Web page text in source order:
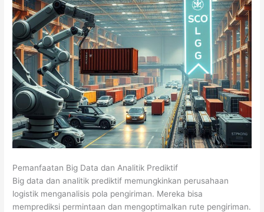
Pemanfaatan Big Data dan Analitik Prediktif
Big data dan analitik prediktif memungkinkan perusahaan
logistik menganalisis pola pengiriman. Mereka bisa
memprediksi permintaan dan mengoptimalkan rute pengiriman.